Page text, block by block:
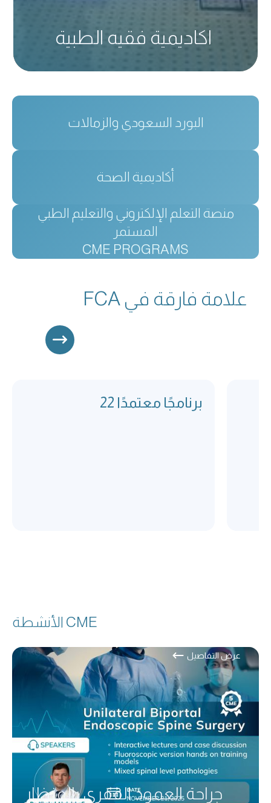
اكاديمية فقيه الطبية
البورد السعودي والزمالات
أكاديمية الصحة
منصة التعلم الإلكتروني والتعليم الطبي
المستمر
CME PROGRAMS
علامة فارقة في FCA
22 برنامجًا معتمدًا
CME الأنشطة
جراحة العمود الفقري بالمنظار
عرض التفاصيل